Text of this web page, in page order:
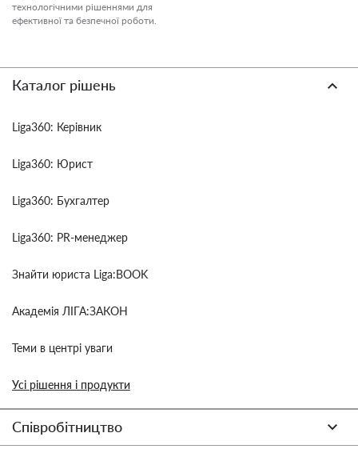
технологічними рішеннями для
ефективної та безпечної роботи.
Каталог рішень
Liga360: Керівник
Liga360: Юрист
Liga360: Бухгалтер
Liga360: PR-менеджер
Знайти юриста Liga:BOOK
Академія ЛІГА:ЗАКОН
Теми в центрі уваги
Усі рішення і продукти
Співробітництво